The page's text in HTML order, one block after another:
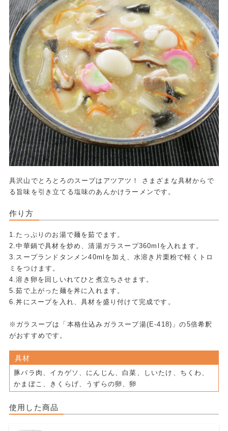
具沢山でとろとろのスープはアツアツ！ さまざまな具材からで
る旨味を引き立てる塩味のあんかけラーメンです。
作り方
1.たっぷりのお湯で麺を茹でます。
2.中華鍋で具材を炒め、清湯ガラスープ360mlを入れます。
3.スープランドタンメン40mlを加え、水溶き片栗粉で軽くトロ
ミをつけます。
4.溶き卵を回しいれてひと煮立ちさせます。
5.茹で上がった麺を丼に入れます。
6.丼にスープを入れ、具材を盛り付けて完成です。
※ガラスープは「本格仕込みガラスープ湯(E-418)」の5倍希釈
がおすすめです。
具材
豚バラ肉、イカゲソ、にんじん、白菜、しいたけ、ちくわ、
かまぼこ、きくらげ、うずらの卵、卵
使用した商品